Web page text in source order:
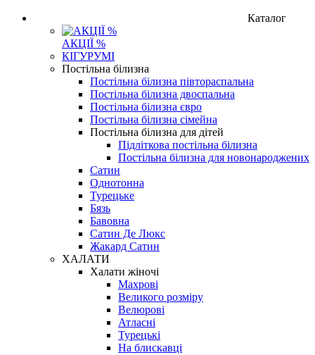
Каталог
АКЦІЇ %
КІГУРУМІ
Постільна білизна
Постільна білизна півтораспальна
Постільна білизна двоспальна
Постільна білизна євро
Постільна білизна сімейна
Постільна білизна для дітей
Підліткова постільна білизна
Постільна білизна для новонароджених
Сатин
Однотонна
Турецьке
Бязь
Бавовна
Сатин Де Люкс
Жакард Сатин
ХАЛАТИ
Халати жіночі
Махрові
Великого розміру
Велюрові
Атласні
Турецькі
На блискавці